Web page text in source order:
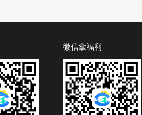
微信拿福利